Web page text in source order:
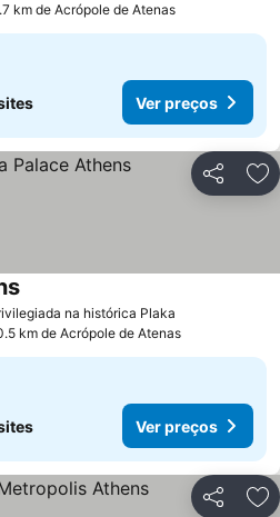
km de Acrópole de Atenas
Ver preços
Partilhar
na histórica Plaka
km de Acrópole de Atenas
Ver preços
Partilhar